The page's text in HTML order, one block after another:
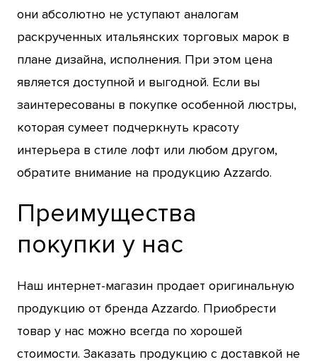
они абсолютно не уступают аналогам
раскрученных итальянских торговых марок в
плане дизайна, исполнения. При этом цена
является доступной и выгодной. Если вы
заинтересованы в покупке особенной люстры,
которая сумеет подчеркнуть красоту
интерьера в стиле лофт или любом другом,
обратите внимание на продукцию Azzardo.
Преимущества
покупки у нас
Наш интернет-магазин продает оригинальную
продукцию от бренда Azzardo. Приобрести
товар у нас можно всегда по хорошей
стоимости. Заказать продукцию с доставкой не